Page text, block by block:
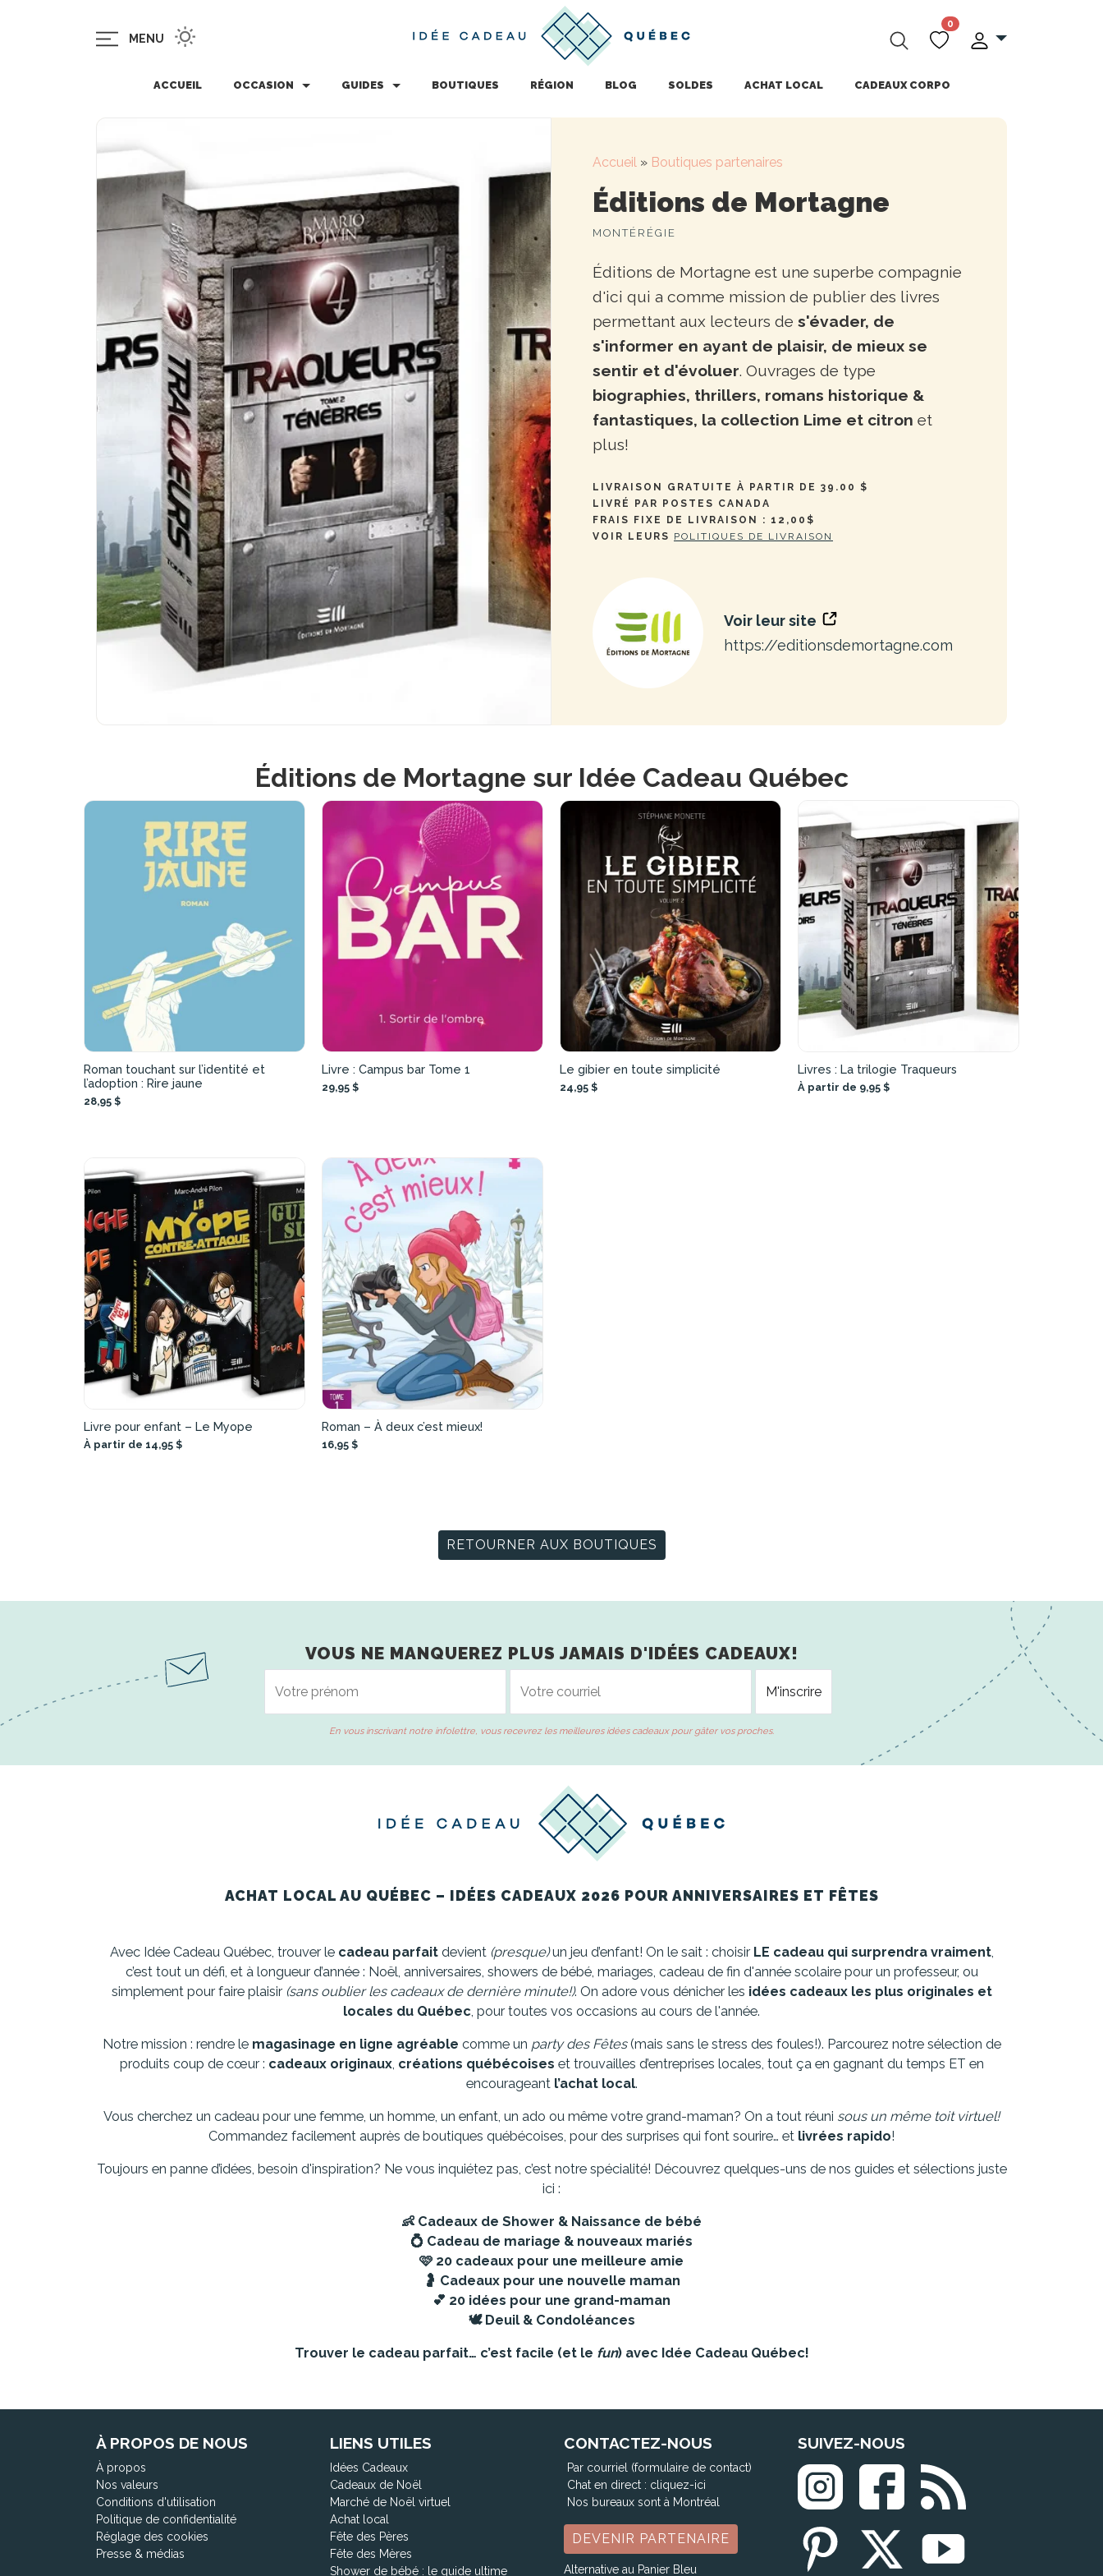
MENU
0
ACCUEIL OCCASION GUIDES BOUTIQUES RÉGION BLOG SOLDES ACHAT LOCAL CADEAUX CORPO
Accueil » Boutiques partenaires
Éditions de Mortagne
MONTÉRÉGIE
Éditions de Mortagne est une superbe compagnie
d'ici qui a comme mission de publier des livres
permettant aux lecteurs de s'évader, de
s'informer en ayant de plaisir, de mieux se
sentir et d'évoluer. Ouvrages de type
biographies, thrillers, romans historique &
fantastiques, la collection Lime et citron et
plus!
LIVRAISON GRATUITE À PARTIR DE 39.00 $
LIVRÉ PAR POSTES CANADA
FRAIS FIXE DE LIVRAISON : 12,00$
VOIR LEURS POLITIQUES DE LIVRAISON
Voir leur site
https://editionsdemortagne.com
Éditions de Mortagne sur Idée Cadeau Québec
Roman touchant sur l’identité et
l’adoption : Rire jaune
28,95 $
Livre : Campus bar Tome 1
29,95 $
Le gibier en toute simplicité
24,95 $
Livres : La trilogie Traqueurs
À partir de 9,95 $
Livre pour enfant – Le Myope
À partir de 14,95 $
Roman – À deux c’est mieux!
16,95 $
RETOURNER AUX BOUTIQUES
VOUS NE MANQUEREZ PLUS JAMAIS D'IDÉES CADEAUX!
En vous inscrivant notre infolettre, vous recevrez les meilleures idées cadeaux pour gâter vos proches.
ACHAT LOCAL AU QUÉBEC – IDÉES CADEAUX 2026 POUR ANNIVERSAIRES ET FÊTES
Avec Idée Cadeau Québec, trouver le cadeau parfaitdevient (presque)un jeu d’enfant! On le sait : choisir LE cadeau qui surprendra vraiment,
c’est tout un défi, et à longueur d’année : Noël, anniversaires, showers de bébé, mariages, cadeau de fin d'année scolaire pour un professeur, ou
simplement pour faire plaisir (sans oublier les cadeaux de dernière minute!). On adore vous dénicher les idées cadeaux les plus originales et
locales du Québec , pour toutes vos occasions au cours de l'année.
Notre mission : rendre le magasinage en ligne agréable comme un party des Fêtes(mais sans le stress des foules!). Parcourez notre sélection de
produits coup de cœur : cadeaux originaux, créations québécoises et trouvailles d’entreprises locales, tout ça en gagnant du temps ET en
encourageant l’achat local.
Vous cherchez un cadeau pour une femme, un homme, un enfant, un ado ou même votre grand-maman? On a tout réuni sous un même toit virtuel!
Commandez facilement auprès de boutiques québécoises, pour des surprises qui font sourire… et livrées rapido!
Toujours en panne d’idées, besoin d'inspiration? Ne vous inquiétez pas, c’est notre spécialité! Découvrez quelques-uns de nos guides et sélections juste
ici :
👶 Cadeaux de Shower & Naissance de bébé
💍 Cadeau de mariage & nouveaux mariés
🩷 20 cadeaux pour une meilleure amie
🤰 Cadeaux pour une nouvelle maman
💕 20 idées pour une grand-maman
🕊️ Deuil & Condoléances
Trouver le cadeau parfait… c’est facile (et le fun) avec Idée Cadeau Québec!
À PROPOS DE NOUS
À propos
Nos valeurs
Conditions d'utilisation
Politique de confidentialité
Réglage des cookies
Presse & médias
LIENS UTILES
Idées Cadeaux
Cadeaux de Noël
Marché de Noël virtuel
Achat local
Fête des Pères
Fête des Mères
Shower de bébé : le guide ultime
CONTACTEZ-NOUS
Par courriel (formulaire de contact)
Chat en direct : cliquez-ici
Nos bureaux sont à Montréal
DEVENIR PARTENAIRE
Alternative au Panier Bleu
SUIVEZ-NOUS